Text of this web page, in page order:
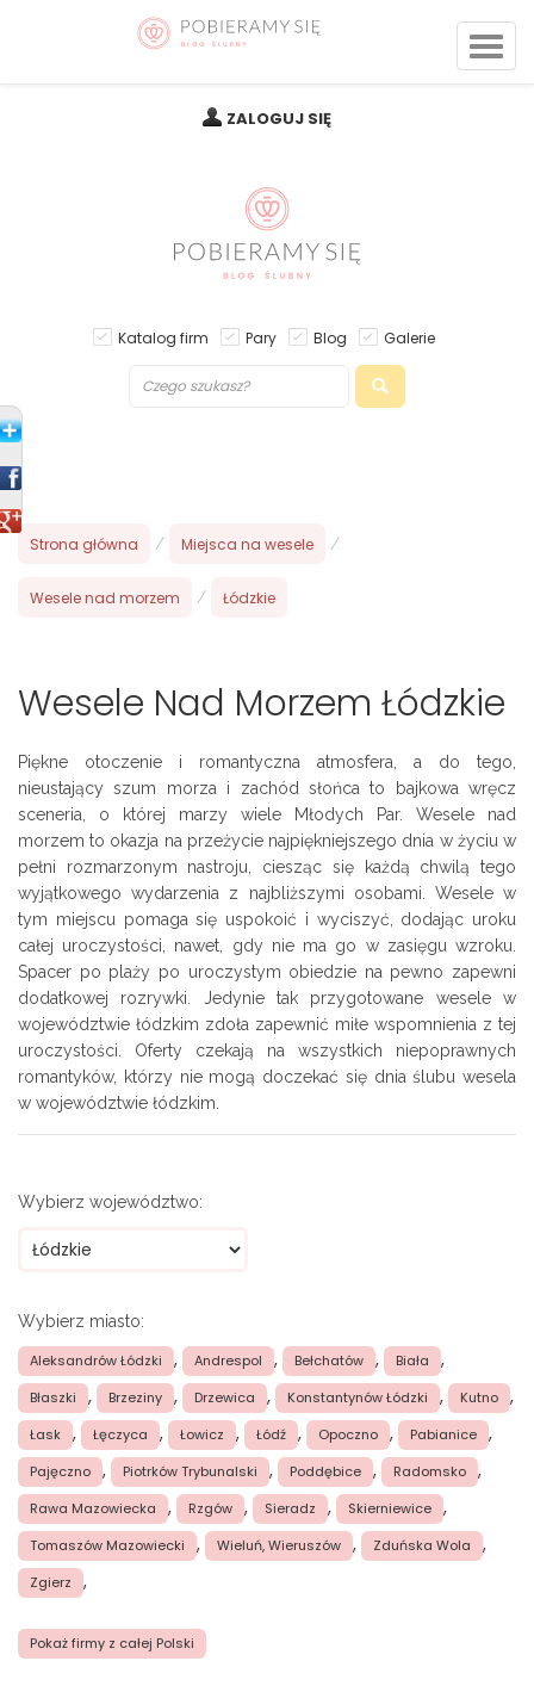
ZALOGUJ SIĘ
Katalog firm Pary Blog Galerie
Strona główna / Miejsca na wesele /
Wesele nad morzem / Łódzkie
Wesele Nad Morzem Łódzkie
Piękne otoczenie i romantyczna atmosfera, a do tego,
nieustający szum morza i zachód słońca to bajkowa wręcz
sceneria, o której marzy wiele Młodych Par. Wesele nad
morzem to okazja na przeżycie najpiękniejszego dnia w życiu w
pełni rozmarzonym nastroju, ciesząc się każdą chwilą tego
wyjątkowego wydarzenia z najbliższymi osobami. Wesele w
tym miejscu pomaga się uspokoić i wyciszyć, dodając uroku
całej uroczystości, nawet, gdy nie ma go w zasięgu wzroku.
Spacer po plaży po uroczystym obiedzie na pewno zapewni
dodatkowej rozrywki. Jedynie tak przygotowane wesele w
województwie łódzkim zdoła zapewnić miłe wspomnienia z tej
uroczystości. Oferty czekają na wszystkich niepoprawnych
romantyków, którzy nie mogą doczekać się dnia ślubu wesela
w województwie łódzkim.
Wybierz województwo:
Wybierz miasto:
Aleksandrów Łódzki , Andrespol , Bełchatów , Biała ,
Błaszki , Brzeziny , Drzewica , Konstantynów Łódzki , Kutno ,
Łask , Łęczyca , Łowicz , Łódź , Opoczno , Pabianice ,
Pajęczno , Piotrków Trybunalski , Poddębice , Radomsko ,
Rawa Mazowiecka , Rzgów , Sieradz , Skierniewice ,
Tomaszów Mazowiecki , Wieluń, Wieruszów , Zduńska Wola ,
Zgierz ,
Pokaż firmy z całej Polski